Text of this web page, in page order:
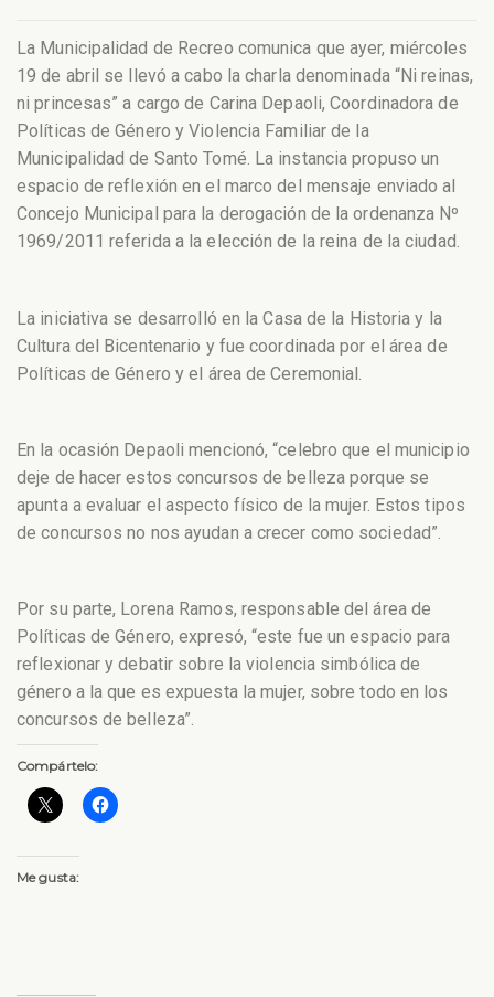
La Municipalidad de Recreo comunica que ayer, miércoles
19 de abril se llevó a cabo la charla denominada “Ni reinas,
ni princesas” a cargo de Carina Depaoli, Coordinadora de
Políticas de Género y Violencia Familiar de la
Municipalidad de Santo Tomé. La instancia propuso un
espacio de reflexión en el marco del mensaje enviado al
Concejo Municipal para la derogación de la ordenanza Nº
1969/2011 referida a la elección de la reina de la ciudad.
La iniciativa se desarrolló en la Casa de la Historia y la
Cultura del Bicentenario y fue coordinada por el área de
Políticas de Género y el área de Ceremonial.
En la ocasión Depaoli mencionó, “celebro que el municipio
deje de hacer estos concursos de belleza porque se
apunta a evaluar el aspecto físico de la mujer. Estos tipos
de concursos no nos ayudan a crecer como sociedad”.
Por su parte, Lorena Ramos, responsable del área de
Políticas de Género, expresó, “este fue un espacio para
reflexionar y debatir sobre la violencia simbólica de
género a la que es expuesta la mujer, sobre todo en los
concursos de belleza”.
Compártelo:
Me gusta: